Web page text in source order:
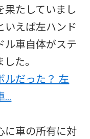
果たしていまし
いえば左ハンド
ル車自体がステ
た。
ルだった？ 左
…
に車の所有に対